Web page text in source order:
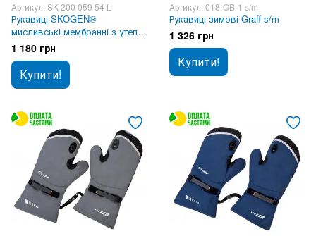
Артикул: SK 200 059 54 L
Рукавиці SKOGEN®
мисливські мембранні з утепл.
Realtree MAX 5® L
1 180 грн
Купити!
Артикул: 018-OB-1 s/m
Рукавиці зимові Graff s/m
1 326 грн
Купити!